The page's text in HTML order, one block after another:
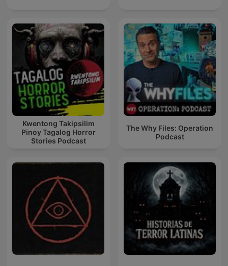
Kwentong Takipsilim
Pinoy Tagalog Horror
Stories Podcast
The Why Files: Operation
Podcast